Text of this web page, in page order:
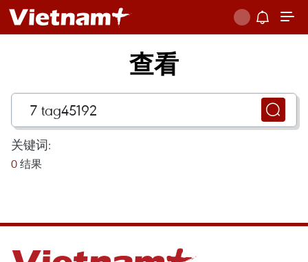
查看
关键词:
0 结果